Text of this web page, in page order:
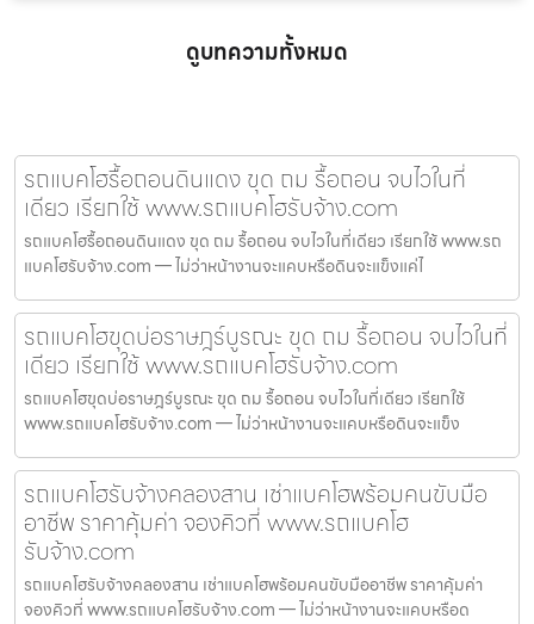
ดูบทความทั้งหมด
รถแบคโฮรื้อถอนดินแดง ขุด ถม รื้อถอน จบไวในที่
เดียว เรียกใช้ www.รถแบคโฮรับจ้าง.com
รถแบคโฮรื้อถอนดินแดง ขุด ถม รื้อถอน จบไวในที่เดียว เรียกใช้ www.รถ
แบคโฮรับจ้าง.com — ไม่ว่าหน้างานจะแคบหรือดินจะแข็งแค่ไ
รถแบคโฮขุดบ่อราษฎร์บูรณะ ขุด ถม รื้อถอน จบไวในที่
เดียว เรียกใช้ www.รถแบคโฮรับจ้าง.com
รถแบคโฮขุดบ่อราษฎร์บูรณะ ขุด ถม รื้อถอน จบไวในที่เดียว เรียกใช้
www.รถแบคโฮรับจ้าง.com — ไม่ว่าหน้างานจะแคบหรือดินจะแข็ง
รถแบคโฮรับจ้างคลองสาน เช่าแบคโฮพร้อมคนขับมือ
อาชีพ ราคาคุ้มค่า จองคิวที่ www.รถแบคโฮ
รับจ้าง.com
รถแบคโฮรับจ้างคลองสาน เช่าแบคโฮพร้อมคนขับมืออาชีพ ราคาคุ้มค่า
จองคิวที่ www.รถแบคโฮรับจ้าง.com — ไม่ว่าหน้างานจะแคบหรือด